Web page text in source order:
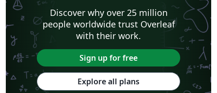
Discover why over 25 million
people worldwide trust Overleaf
with their work.
Sign up for free
Explore all plans